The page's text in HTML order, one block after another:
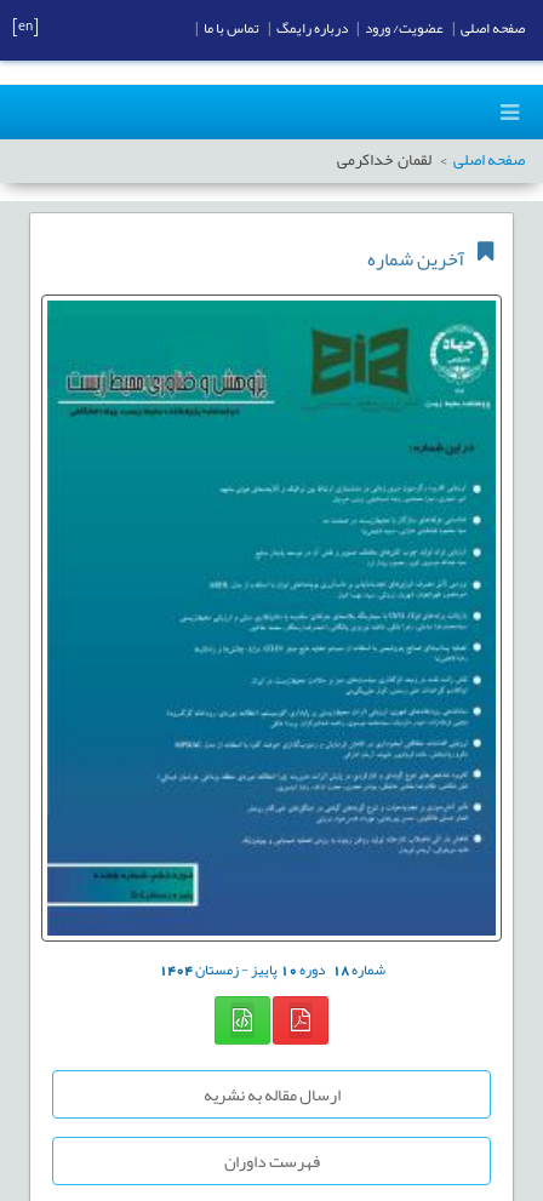
صفحه اصلی لقمان خداکرمی
آخرین شماره
شماره18 دوره10پاییز - زمستان1404
ارسال مقاله به نشریه
فهرست داوران
صفحه اصلی عضویت/ ورود درباره رایمگ تماس با ما